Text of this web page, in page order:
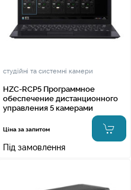
студійні та системні камери
HZC-RCP5 Программное
обеспечение дистанционного
управления 5 камерами
Ціна за запитом
Під замовлення